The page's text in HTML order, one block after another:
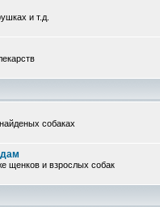
и т.д.
собаках
щенков и взрослых собак